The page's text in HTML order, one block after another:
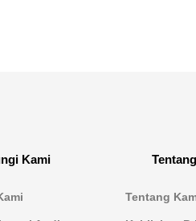
Kami
Tentang